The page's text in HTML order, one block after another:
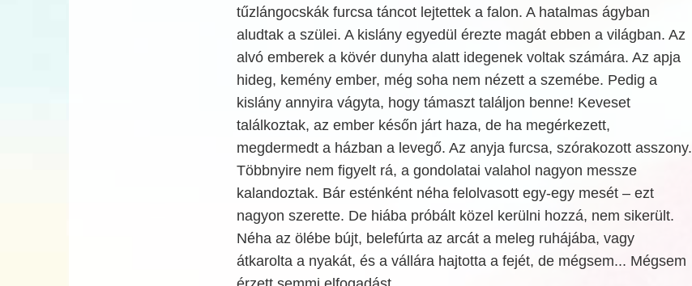
tűzlángocskák furcsa táncot lejtettek a falon. A hatalmas ágyban
aludtak a szülei. A kislány egyedül érezte magát ebben a világban. Az
alvó emberek a kövér dunyha alatt idegenek voltak számára. Az apja
hideg, kemény ember, még soha nem nézett a szemébe. Pedig a
kislány annyira vágyta, hogy támaszt találjon benne! Keveset
találkoztak, az ember későn járt haza, de ha megérkezett,
megdermedt a házban a levegő. Az anyja furcsa, szórakozott asszony.
Többnyire nem figyelt rá, a gondolatai valahol nagyon messze
kalandoztak. Bár esténként néha felolvasott egy-egy mesét – ezt
nagyon szerette. De hiába próbált közel kerülni hozzá, nem sikerült.
Néha az ölébe bújt, belefúrta az arcát a meleg ruhájába, vagy
átkarolta a nyakát, és a vállára hajtotta a fejét, de mégsem... Mégsem